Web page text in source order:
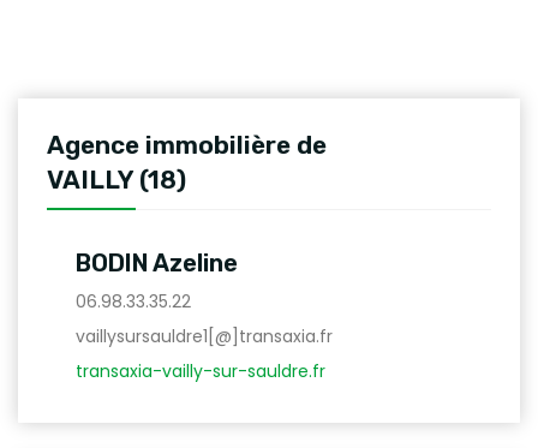
Agence immobilière de
VAILLY (18)
BODIN Azeline
06.98.33.35.22
vaillysursauldre1[@]transaxia.fr
transaxia-vailly-sur-sauldre.fr